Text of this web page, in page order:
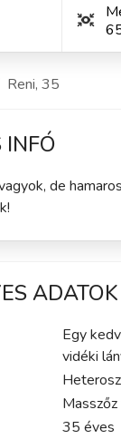
Reni, 35
INFÓ
de
ADATOK
Egy
vidéki
35 éves